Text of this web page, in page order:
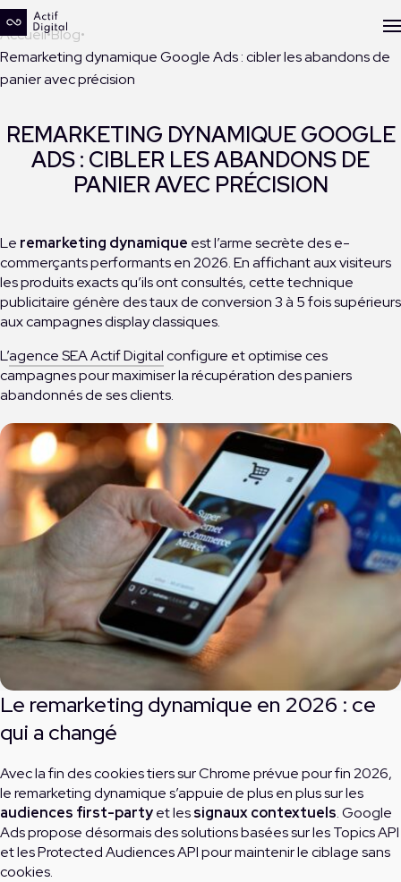
Accueil Blog
Remarketing dynamique Google Ads : cibler les abandons de
panier avec précision
REMARKETING DYNAMIQUE GOOGLE
ADS : CIBLER LES ABANDONS DE
PANIER AVEC PRÉCISION
Le remarketing dynamique est l’arme secrète des e-
commerçants performants en 2026. En affichant aux visiteurs
les produits exacts qu’ils ont consultés, cette technique
publicitaire génère des taux de conversion 3 à 5 fois supérieurs
aux campagnes display classiques.
L’agence SEA Actif Digitalconfigure et optimise ces
campagnes pour maximiser la récupération des paniers
abandonnés de ses clients.
Le remarketing dynamique en 2026 : ce
qui a changé
Avec la fin des cookies tiers sur Chrome prévue pour fin 2026,
le remarketing dynamique s’appuie de plus en plus sur les
audiences first-partyet lessignaux contextuels. Google
Ads propose désormais des solutions basées sur les Topics API
et les Protected Audiences API pour maintenir le ciblage sans
cookies.